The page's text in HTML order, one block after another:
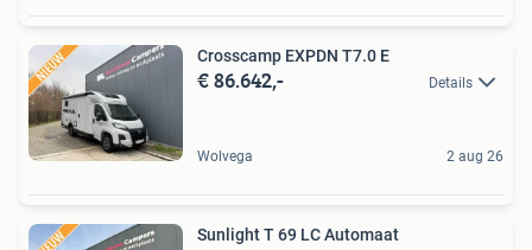
Crosscamp EXPDN T7.0 E
€ 86.642,- Details
Wolvega 2 aug 26
Sunlight T 69 LC Automaat